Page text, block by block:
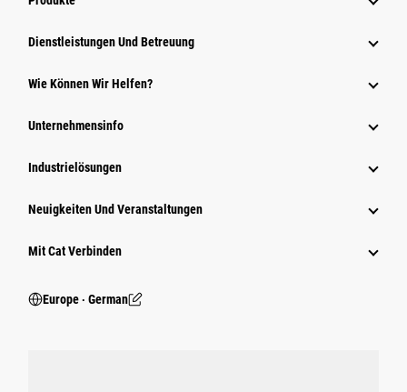
Dienstleistungen Und Betreuung
Wie Können Wir Helfen?
Unternehmensinfo
Industrielösungen
Neuigkeiten Und Veranstaltungen
Mit Cat Verbinden
Europe ‧ German